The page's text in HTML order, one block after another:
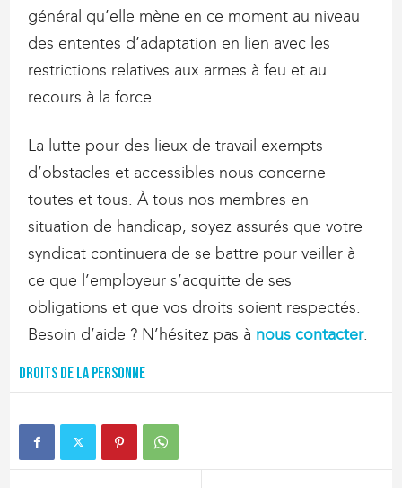
général qu’elle mène en ce moment au niveau
des ententes d’adaptation en lien avec les
restrictions relatives aux armes à feu et au
recours à la force.
La lutte pour des lieux de travail exempts
d’obstacles et accessibles nous concerne
toutes et tous. À tous nos membres en
situation de handicap, soyez assurés que votre
syndicat continuera de se battre pour veiller à
ce que l’employeur s’acquitte de ses
obligations et que vos droits soient respectés.
Besoin d’aide ? N’hésitez pas à nous contacter.
Droits de la personne